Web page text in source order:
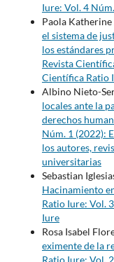
Iure: Vol. 4
Paola
el sistema de
los estándares
Revista
Científica Ratio
Albino Nieto-
locales ante la
derechos
Núm. 1 (2022):
los autores,
universitarias
Sebastian
Hacinamiento
Ratio Iure: Vol.
Iure
Rosa Isabel
eximente de la
Ratio Iure: Vol.